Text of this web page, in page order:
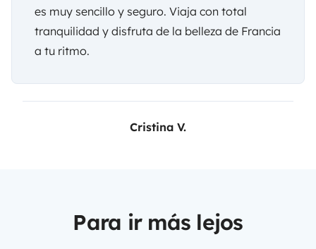
es muy sencillo y seguro. Viaja con total
tranquilidad y disfruta de la belleza de Francia
a tu ritmo.
Cristina V.
Para ir más lejos